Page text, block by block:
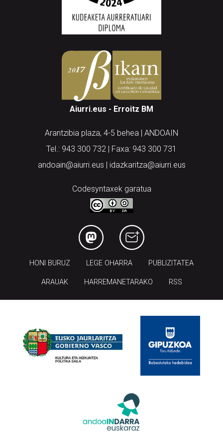
Aiurri.eus - Erroitz BM
Arantzibia plaza, 4-5 behea | ANDOAIN
Tel.: 943 300 732 | Faxa: 943 300 731
andoain@aiurri.eus | idazkaritza@aiurri.eus
Codesyntaxek garatua
HONI BURUZ LEGE OHARRA PUBLIZITATEA
ARAUAK HARREMANETARAKO RSS